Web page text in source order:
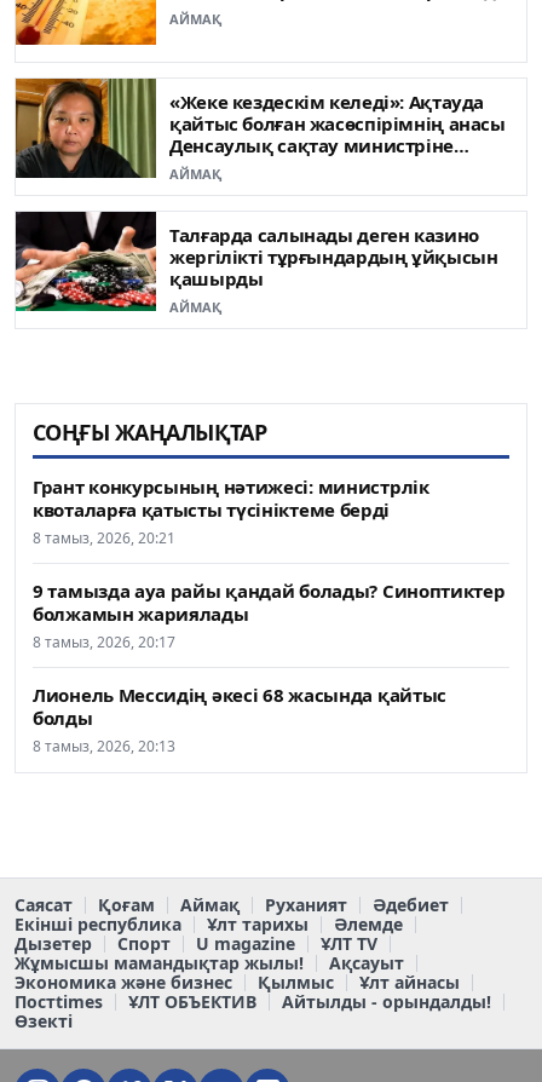
АЙМАҚ
«Жеке кездескім келеді»: Ақтауда
қайтыс болған жасөспірімнің анасы
Денсаулық сақтау министріне
жүгінді
АЙМАҚ
Талғарда салынады деген казино
жергілікті тұрғындардың ұйқысын
қашырды
АЙМАҚ
СОҢҒЫ ЖАҢАЛЫҚТАР
Грант конкурсының нәтижесі: министрлік
квоталарға қатысты түсініктеме берді
8 тамыз, 2026, 20:21
9 тамызда ауа райы қандай болады? Синоптиктер
болжамын жариялады
8 тамыз, 2026, 20:17
Лионель Мессидің әкесі 68 жасында қайтыс
болды
8 тамыз, 2026, 20:13
Саясат Қоғам Аймақ Руханият
Әдебиет
Екінші республика
Ұлт тарихы
Әлемде
Дызетер
Спорт U magazine
ҰЛТ TV
Жұмысшы мамандықтар жылы!
Ақсауыт
Экономика және бизнес
Қылмыс
Ұлт айнасы
Постtimes
ҰЛТ ОБЪЕКТИВ
Айтылды - орындалды!
Өзекті